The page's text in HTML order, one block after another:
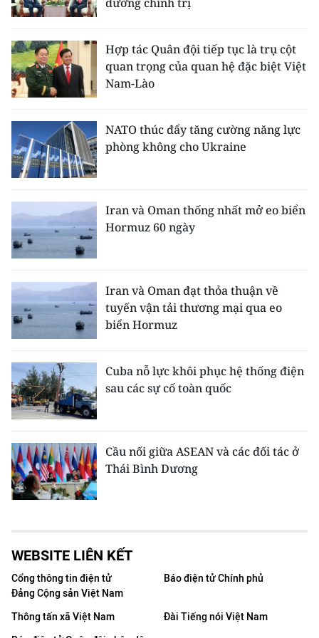
Hợp tác Quân đội tiếp tục là trụ cột
quan trọng của quan hệ đặc biệt Việt
Nam-Lào
NATO thúc đẩy tăng cường năng lực
phòng không cho Ukraine
Iran và Oman thống nhất mở eo biển
Hormuz 60 ngày
Iran và Oman đạt thỏa thuận về
tuyến vận tải thương mại qua eo
biển Hormuz
Cuba nỗ lực khôi phục hệ thống điện
sau các sự cố toàn quốc
Cầu nối giữa ASEAN và các đối tác ở
Thái Bình Dương
WEBSITE LIÊN KẾT
Cổng thông tin điện tử
Đảng Cộng sản Việt Nam
Báo điện tử Chính phủ
Thông tấn xã Việt Nam
Đài Tiếng nói Việt Nam